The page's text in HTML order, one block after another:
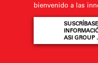
bienvenido a las
ASI GROUP .